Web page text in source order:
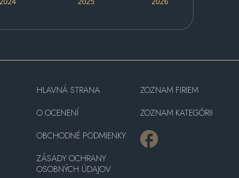
2024 2025 2026
HLAVNÁ STRANA
O OCENENÍ
OBCHODNÉ PODMIENKY
ZÁSADY OCHRANY
OSOBNÝCH ÚDAJOV
ZOZNAM FIRIEM
ZOZNAM KATEGÓRII